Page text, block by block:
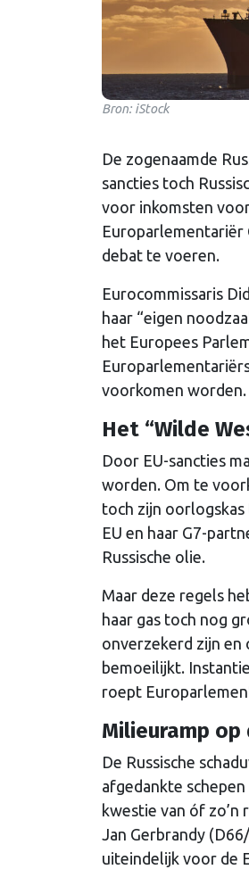
Bron: iStock
De zogenaamde
sancties toch
voor inkomsten
Europarlementariër
debat te voeren.
Eurocommissaris
haar “eigen
het Europees
voorkomen worden.
Het “Wilde
Door EU-sancties
worden. Om te
toch zijn oorlogskas
EU en haar G7-
Russische olie.
Maar deze regels
haar gas toch nog
onverzekerd zijn en
bemoeilijkt.
roept
Milieuramp
De Russische
afgedankte
kwestie van óf zo’n
Jan Gerbrandy
uiteindelijk voor de